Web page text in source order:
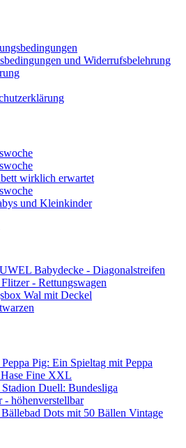
und Widerrufsbelehrung
wirklich erwartet
und Kleinkinder
Babydecke - Diagonalstreifen
- Rettungswagen
Wal mit Deckel
Pig: Ein Spieltag mit Peppa
Fine XXL
Duell: Bundesliga
- höhenverstellbar
Dots mit 50 Bällen Vintage